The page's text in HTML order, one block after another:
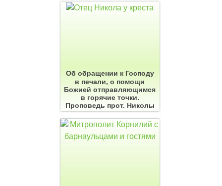
Об обращении к Господу
в печали, о помощи
Божией отправляющимся
в горячие точки.
Проповедь прот. Николы